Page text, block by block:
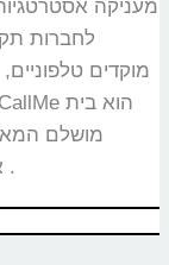
לחברות
מושלם
אינטראקציה עם הלקוחות.